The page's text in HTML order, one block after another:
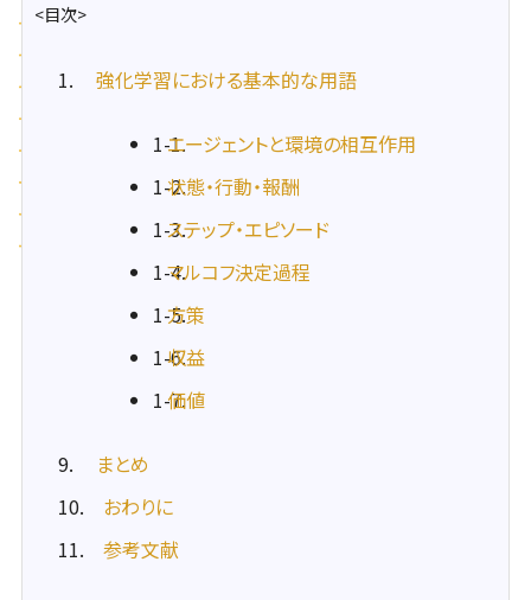
<目次>
強化学習における基本的な用語
1-1.
エージェントと環境の相互作用
1-2.
状態・行動・報酬
1-3.
ステップ・エピソード
1-4.
マルコフ決定過程
1-5.
方策
1-6.
収益
1-7.
価値
まとめ
おわりに
参考文献